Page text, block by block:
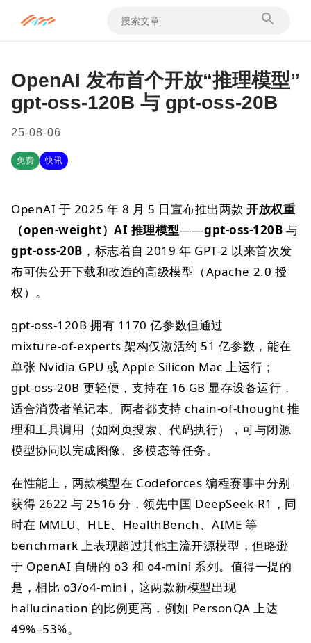
OpenAI 发布首个开放“推理模型”
gpt‑oss‑120B 与 gpt‑oss‑20B
25-08-06
免费 快讯
OpenAI 于 2025 年 8 月 5 日宣布推出两款开放权重
（open‑weight）AI 推理模型——gpt‑oss‑120B 与
gpt‑oss‑20B ，标志着自 2019 年 GPT‑2 以来首次发
布可供公开下载和改造的高级模型（Apache 2.0 授
权）。
gpt‑oss‑120B 拥有 1170 亿参数但通过
mixture‑of‑experts 架构仅激活约 51 亿参数，能在
单张 Nvidia GPU 或 Apple Silicon Mac 上运行；
gpt‑oss‑20B 更轻便，支持在 16 GB 显存设备运行，
适合消费者笔记本。两者都支持 chain‑of‑thought 推
理和工具调用（如网页搜索、代码执行），可与闭源
模型协同以完成图像、多模态等任务。
在性能上，两款模型在 Codeforces 编程赛事中分别
获得 2622 与 2516 分，领先中国 DeepSeek‑R1，同
时在 MMLU、HLE、HealthBench、AIME 等
benchmark 上表现超过其他主流开源模型，但略逊
于 OpenAI 自研的 o3 和 o4‑mini 系列。值得一提的
是，相比 o3/o4‑mini，这两款新模型出现
hallucination 的比例更高，例如 PersonQA 上达
49%–53%。